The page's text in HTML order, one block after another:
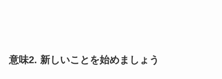
意味2. 新しいことを始めましょう